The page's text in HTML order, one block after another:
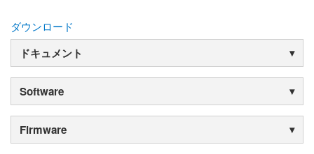
ダウンロード
ドキュメント
Software
Firmware